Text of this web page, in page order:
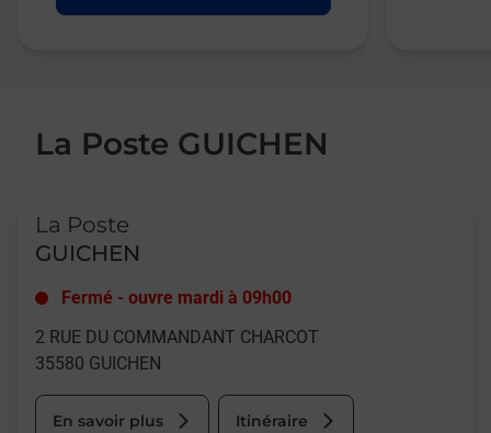
La Poste GUICHEN
La Poste
GUICHEN
Fermé - ouvre mardi à 09h00
2 RUE DU COMMANDANT CHARCOT
35580 GUICHEN
En savoir plus Itinéraire